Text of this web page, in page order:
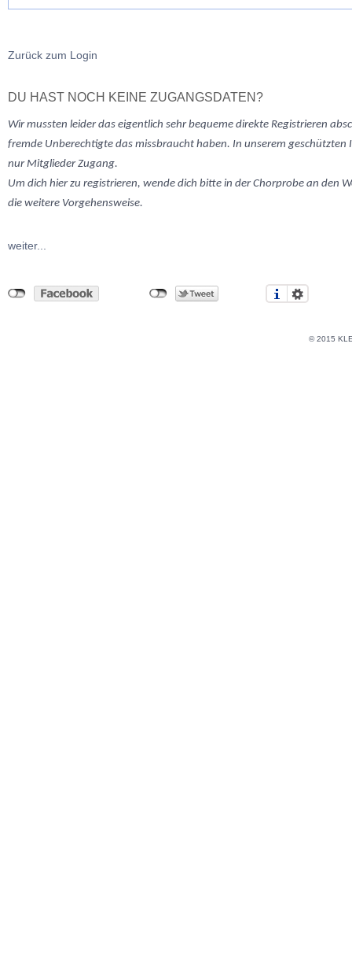
Zurück zum Login
DU HAST NOCH KEINE ZUGANGSDATEN?
Wir mussten leiderdas eigentlich sehr bequeme direkte Registrieren
fremde Unberechtigte das missbraucht haben. In unserem
nur Mitglieder Zugang.
Um dich hier zu registrieren, wende dich bitte in der Chorprobe an den
die weitere Vorgehensweise.
weiter...
© 2015